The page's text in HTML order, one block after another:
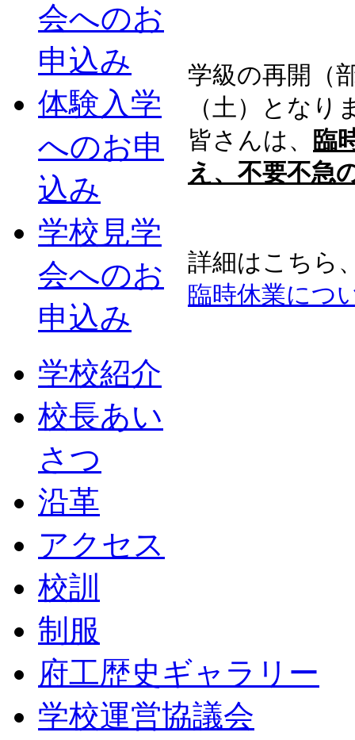
学級の再開（
（土）とな
皆さんは、
臨
え、不要不急
詳細はこちら
臨時休業につ
会へのお
申込み
体験入学
へのお申
込み
学校見学
会へのお
申込み
学校紹介
校長あい
さつ
沿革
アクセス
校訓
制服
府工歴史ギャラリー
学校運営協議会